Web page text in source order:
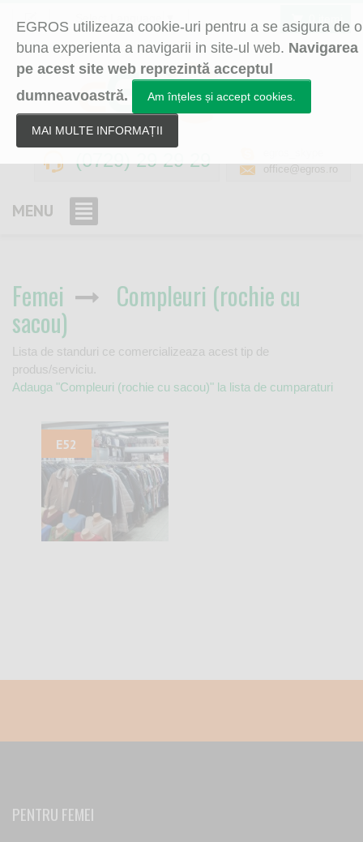
EGROS utilizeaza cookie-uri pentru a se asigura de o
buna experienta a navigarii in site-ul web. Navigarea
pe acest site web reprezintă acceptul
dumneavoastră.
Am înțeles și accept cookies.
MAI MULTE INFORMAȚII
0 itemi
office@egros.ro
(0729) 29 29 29
MENU
Femei Compleuri (rochie cu
sacou)
Lista de standuri ce comercializeaza acest tip de
produs/serviciu.
Adauga "Compleuri (rochie cu sacou)" la lista de cumparaturi
E52
PENTRU FEMEI